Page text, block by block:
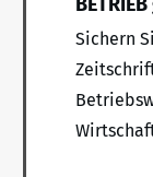
Sichern